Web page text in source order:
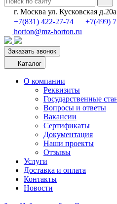
г. Москва ул. Кусковская
+7(831) 422-27-74
+7(499)
horton@mz-horton.ru
Заказать звонок
Каталог
О компании
Реквизиты
Государственные
Вопросы и ответы
Вакансии
Сертификаты
Документация
Наши проекты
Отзывы
Услуги
Доставка и оплата
Контакты
Новости